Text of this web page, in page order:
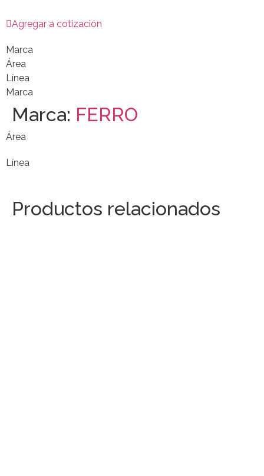
Agregar a cotización
Marca
Área
Línea
Marca
Marca: FERRO
Área
Línea
Productos relacionados